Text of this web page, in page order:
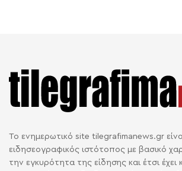
Το ενημερωτικό site tilegrafimanews.gr
ειδησεογραφικός ιστότοπος με βασικό
την εγκυρότητα της είδησης και έτσι έχει